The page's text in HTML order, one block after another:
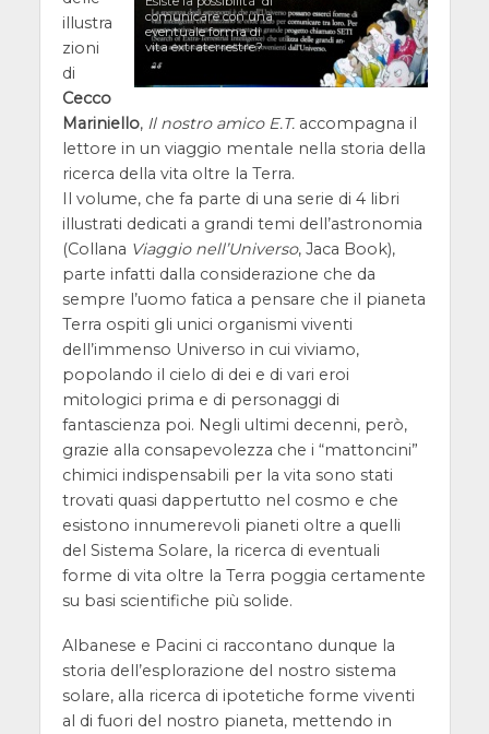
comunicare con una
eventuale forma di
vita extraterrestre?
illustra
zioni
di
Cecco
Mariniello, Il nostro amico E.T.accompagna il
lettore in un viaggio mentale nella storia della
ricerca della vita oltre la Terra.
Il volume, che fa parte di una serie di 4 libri
illustrati dedicati a grandi temi dell’astronomia
(Collana Viaggio nell’Universo, Jaca Book),
parte infatti dalla considerazione che da
sempre l’uomo fatica a pensare che il pianeta
Terra ospiti gli unici organismi viventi
dell’immenso Universo in cui viviamo,
popolando il cielo di dei e di vari eroi
mitologici prima e di personaggi di
fantascienza poi. Negli ultimi decenni, però,
grazie alla consapevolezza che i “mattoncini”
chimici indispensabili per la vita sono stati
trovati quasi dappertutto nel cosmo e che
esistono innumerevoli pianeti oltre a quelli
del Sistema Solare, la ricerca di eventuali
forme di vita oltre la Terra poggia certamente
su basi scientifiche più solide.
Albanese e Pacini ci raccontano dunque la
storia dell’esplorazione del nostro sistema
solare, alla ricerca di ipotetiche forme viventi
al di fuori del nostro pianeta, mettendo in